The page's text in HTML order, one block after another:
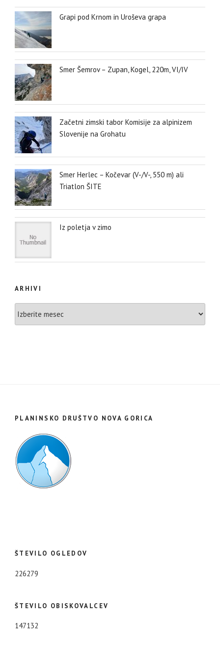
Grapi pod Krnom in Uroševa grapa
Smer Šemrov – Zupan, Kogel, 220m, VI/IV
Začetni zimski tabor Komisije za alpinizem
Slovenije na Grohatu
Smer Herlec – Kočevar (V-/V-, 550 m) ali
Triatlon ŠITE
Iz poletja v zimo
ARHIVI
PLANINSKO DRUŠTVO NOVA GORICA
ŠTEVILO OGLEDOV
226279
ŠTEVILO OBISKOVALCEV
147132